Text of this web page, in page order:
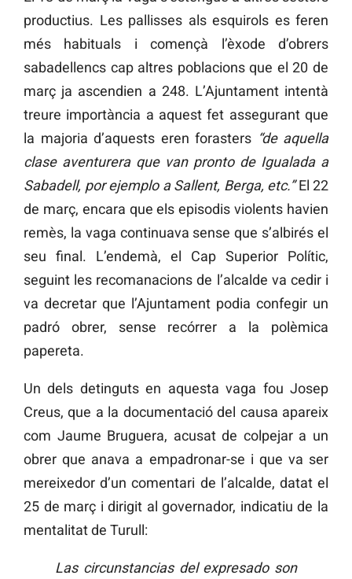
productius. Les pallisses als esquirols es feren
més habituals i començà l’èxode d’obrers
sabadellencs cap altres poblacions que el 20 de
març ja ascendien a 248. L’Ajuntament intentà
treure importància a aquest fet assegurant que
la majoria d’aquests eren forasters “de aquella
clase aventurera que van pronto de Igualada a
Sabadell, por ejemplo a Sallent, Berga, etc.”El 22
de març, encara que els episodis violents havien
remès, la vaga continuava sense que s’albirés el
seu final. L’endemà, el Cap Superior Polític,
seguint les recomanacions de l’alcalde va cedir i
va decretar que l’Ajuntament podia confegir un
padró obrer, sense recórrer a la polèmica
papereta.
Un dels detinguts en aquesta vaga fou Josep
Creus, que a la documentació del causa apareix
com Jaume Bruguera, acusat de colpejar a un
obrer que anava a empadronar-se i que va ser
mereixedor d’un comentari de l’alcalde, datat el
25 de març i dirigit al governador, indicatiu de la
mentalitat de Turull:
Las circunstancias del expresado son